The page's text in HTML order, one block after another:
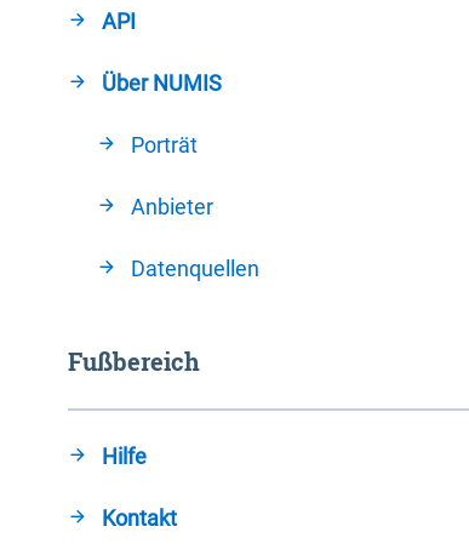
API
Über NUMIS
Porträt
Anbieter
Datenquellen
Fußbereich
Hilfe
Kontakt